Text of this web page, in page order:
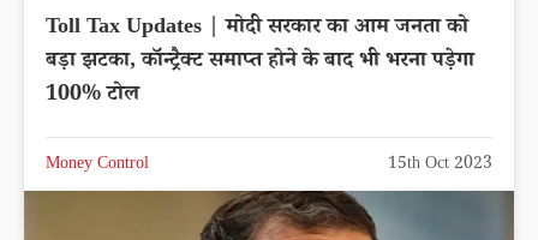
Toll Tax Updates | मोदी सरकार का आम जनता को
बड़ा झटका, कॉन्ट्रैक्ट समाप्त होने के बाद भी भरना पड़ेगा
100% टोल
Money Control 15th Oct 2023